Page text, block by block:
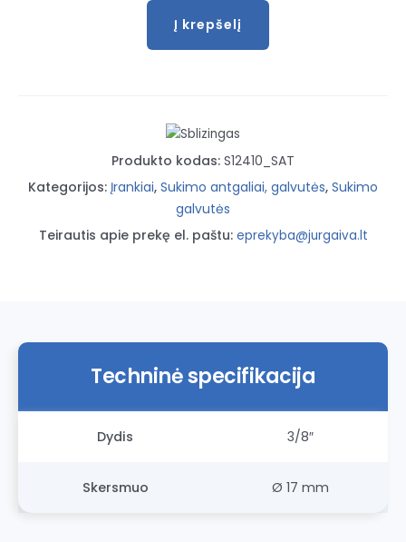
produkto
kiekis:
kamp.)
17mm
Į krepšelį
Produkto kodas: S12410_SAT
Kategorijos: Įrankiai, Sukimo antgaliai, galvutės, Sukimo
galvutės
Teirautis apie prekę el. paštu: eprekyba@jurgaiva.lt
Techninė specifikacija
Dydis 3/8″
Skersmuo Ø 17 mm